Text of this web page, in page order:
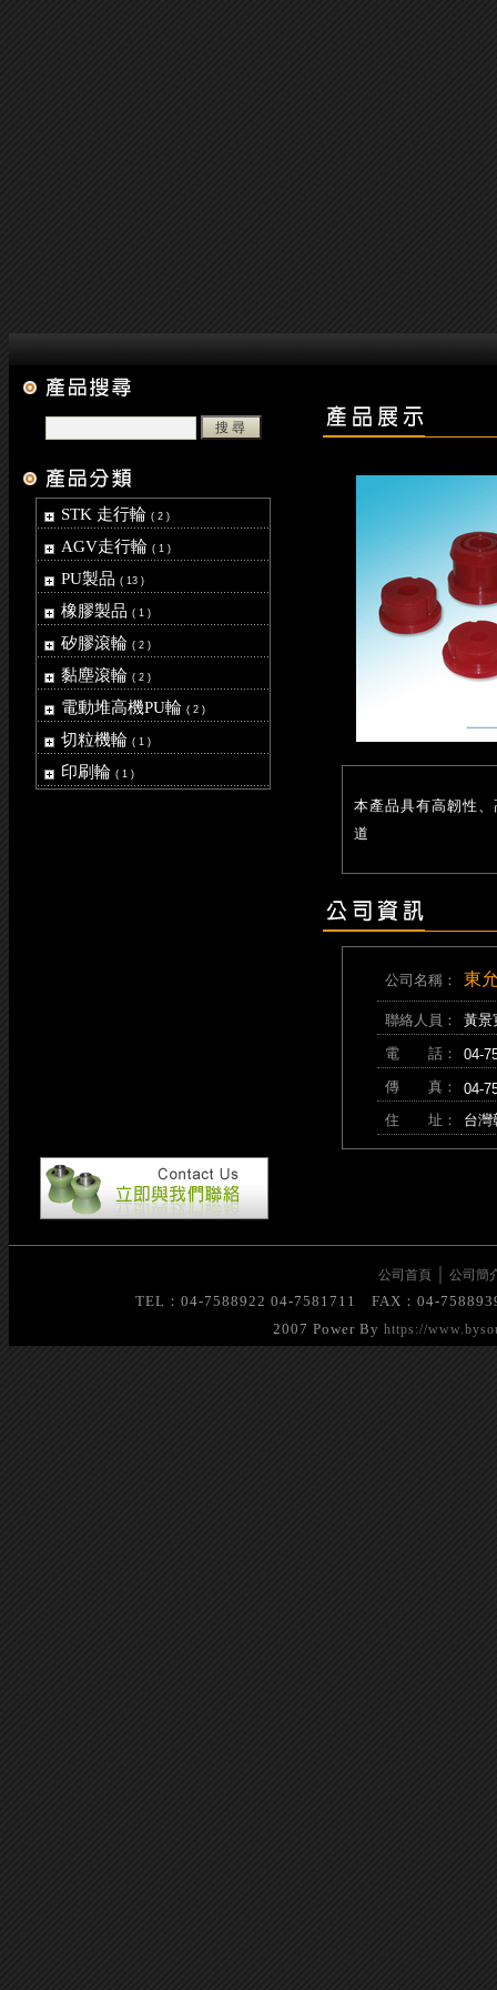
STK 走行輪 ( 2 )
AGV走行輪 ( 1 )
PU製品 ( 13 )
橡膠製品 ( 1 )
矽膠滾輪 ( 2 )
黏塵滾輪 ( 2 )
電動堆高機PU輪 ( 2 )
切粒機輪 ( 1 )
印刷輪 ( 1 )
本產品具有高韌性
道
公司名稱： 東
聯絡人員：
黃景
電 話：
04-
傳 真：
04-
住 址：
台灣
公司首頁 公司簡
TEL：04-7588922 04-7581711 FAX：04-
2007 Power By https://